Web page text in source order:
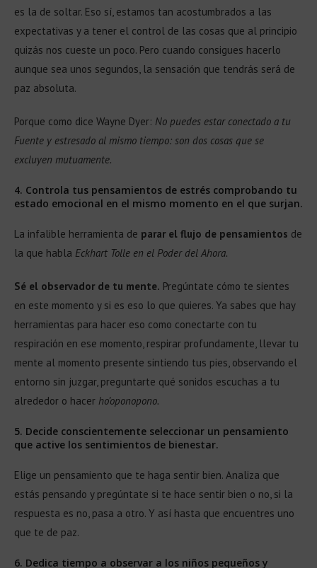
es la de soltar. Eso sí, estamos tan acostumbrados a las
expectativas y a tener el control de las cosas que al principio
quizás nos cueste un poco. Pero cuando consigues hacerlo
aunque sea unos segundos, la sensación que tendrás será de
paz absoluta.
Porque como dice Wayne Dyer: No puedes estar conectado a tu
Fuente y estresado al mismo tiempo: son dos cosas que se
excluyen mutuamente.
4. Controla tus pensamientos de estrés comprobando tu
estado emocional en el mismo momento en el que surjan.
La infalible herramienta de parar el flujo de pensamientos de
la que habla Eckhart Tolle en el Poder del Ahora.
Sé el observador de tu mente. Pregúntate cómo te sientes
en este momento y si es eso lo que quieres. Ya sabes que hay
herramientas para hacer eso como conectarte con tu
respiración en ese momento, respirar profundamente, llevar tu
mente al momento presente sintiendo tus pies, observando el
entorno sin juzgar, preguntarte qué sonidos escuchas a tu
alrededor o hacer ho’oponopono.
5. Decide conscientemente seleccionar un pensamiento
que active los sentimientos de bienestar.
Elige un pensamiento que te haga sentir bien. Analiza que
estás pensando y pregúntate si te hace sentir bien o no, si la
respuesta es no, pasa a otro. Y así hasta que encuentres uno
que te de paz.
6. Dedica tiempo a observar a los niños pequeños y